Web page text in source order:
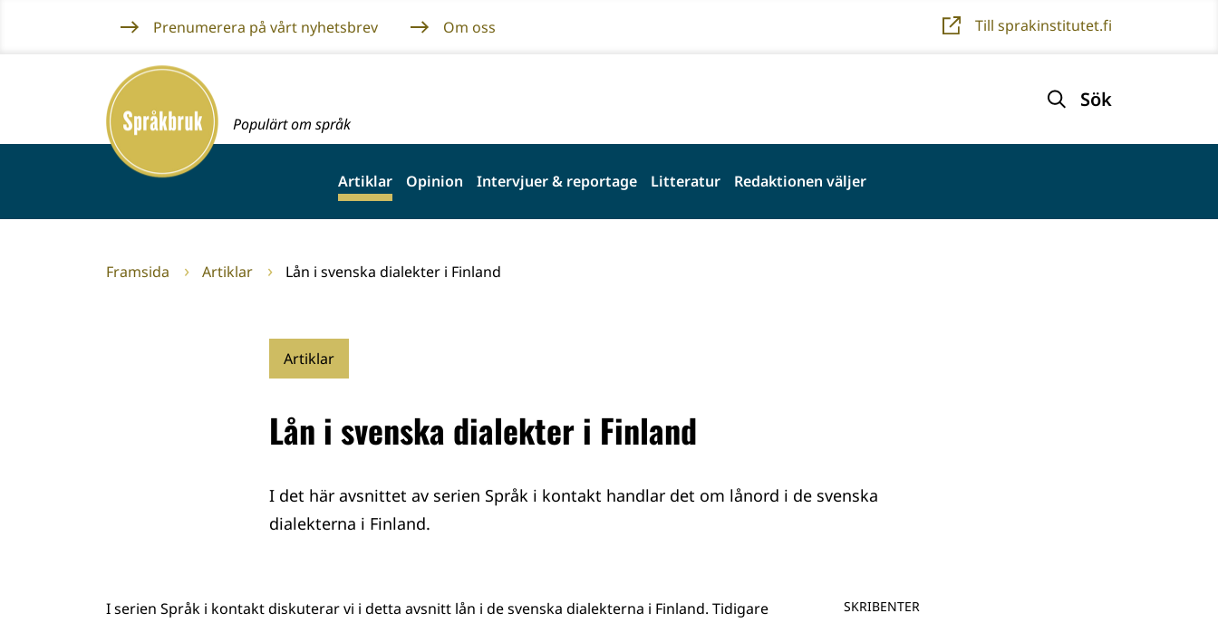
innehållet
Prenumerera på vårt nyhetsbrev Om oss Till sprakinstitutet.fi
Framsida
Populärt om språk
Sök
Artiklar Opinion Intervjuer & reportage Litteratur Redaktionen väljer
Framsida Artiklar Lån i svenska dialekter i Finland
Artiklar
Lån i svenska dialekter i Finland
I det här avsnittet av serien Språk i kontakt handlar det om lånord i de svenska
dialekterna i Finland.
SKRIBENTER
I serien Språk i kontakt diskuterar vi i detta avsnitt lån i de svenska dialekterna i Finland. Tidigare